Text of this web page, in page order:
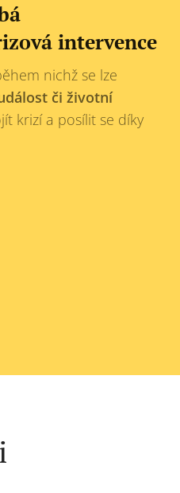
intervence
nichž se lze
či životní
krizí a posílit se díky